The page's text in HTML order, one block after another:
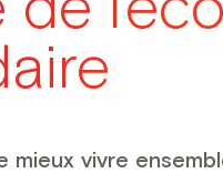
mieux vivre